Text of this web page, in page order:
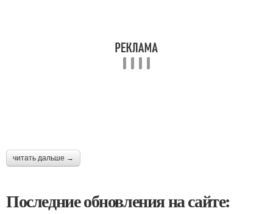
читать дальше →
Последние обновления на сайте: